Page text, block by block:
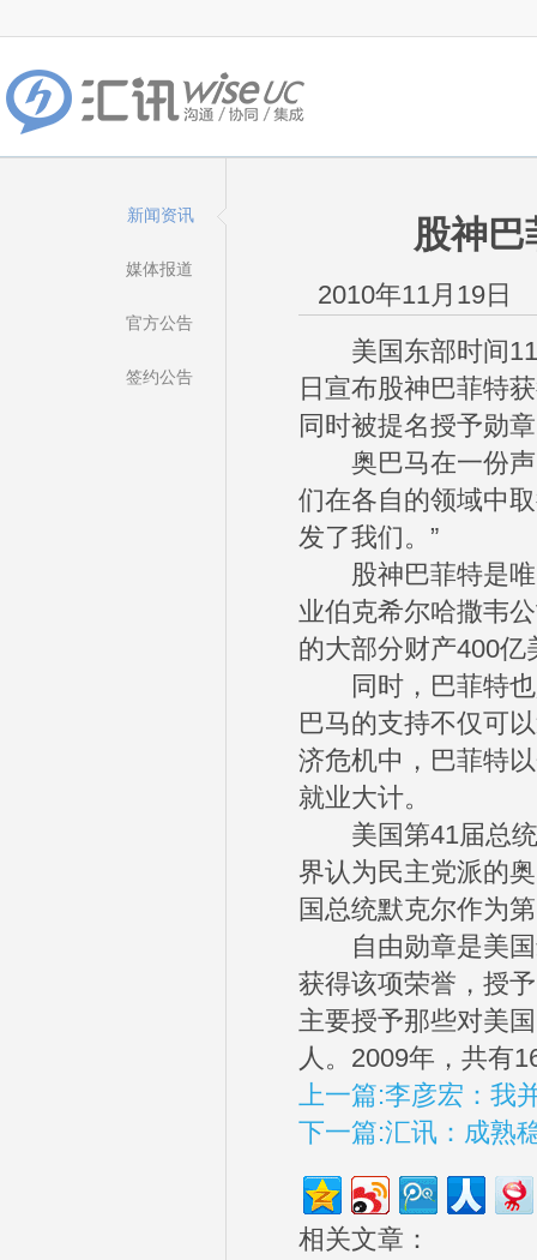
新闻资讯
媒体报道
官方公告
签约公告
股神巴
2010年11月19日
美国东部时间11
日宣布股神巴菲特
同时被提名授予勋
奥巴马在一份声
们在各自的领域中
发了我们。”
股神巴菲特是唯
业伯克希尔哈撒韦
的大部分财产400
同时，巴菲特也
巴马的支持不仅可
济危机中，巴菲特
就业大计。
美国第41届总统
界认为民主党派的
国总统默克尔作为
自由勋章是美国
获得该项荣誉，授
主要授予那些对美
人。2009年，共有
上一篇:李彦宏：我
下一篇:汇讯：成熟
相关文章：